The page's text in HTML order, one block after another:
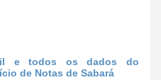
e todos os dados do
de Notas de Sabará